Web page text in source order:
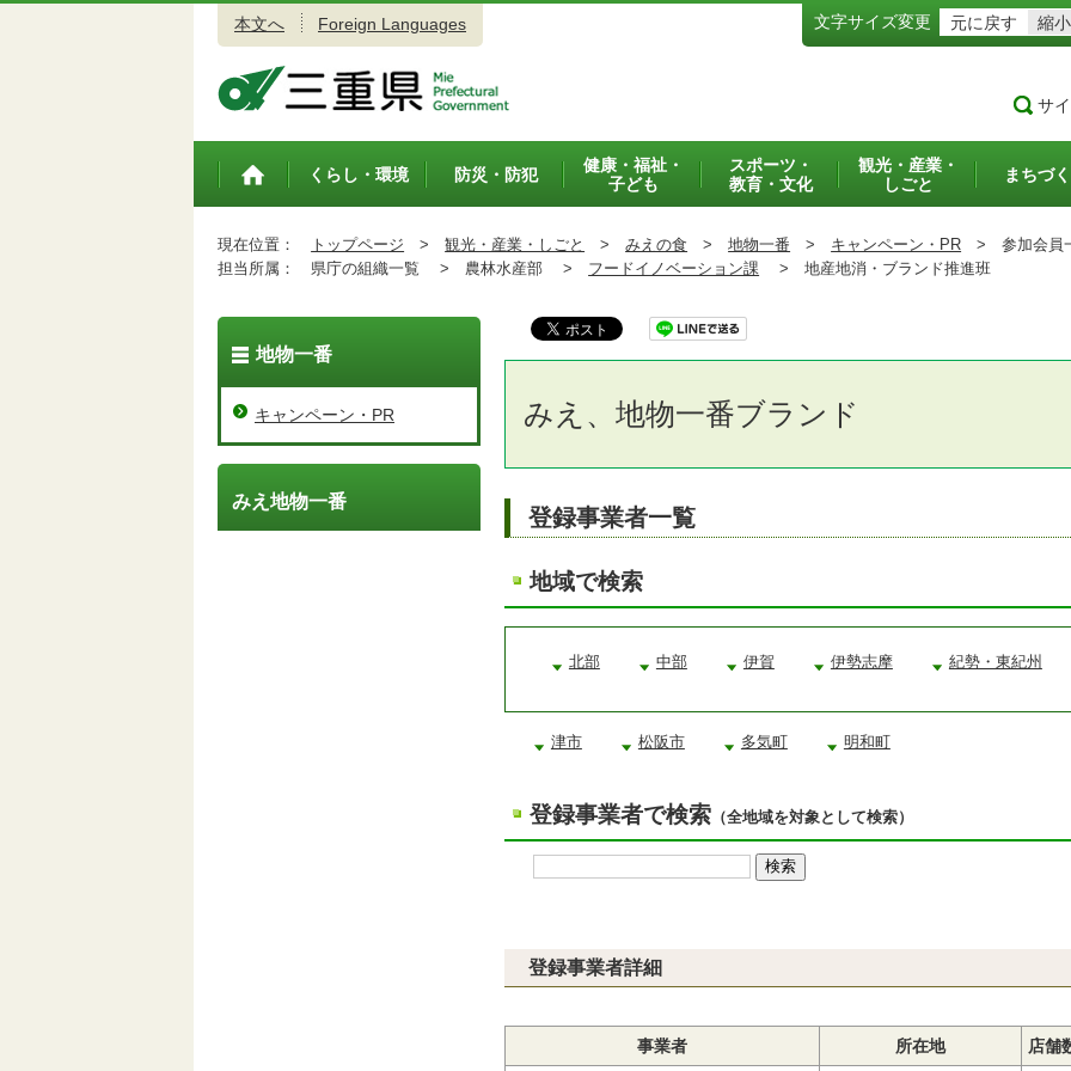
本文へ Foreign Languages 文字サイズ変更 元に戻す 縮小
サ
トップペ
くらし・環境 防災・防犯
健康・福祉・
子ども
スポーツ・
教育・文化
観光・産業・
しごと
まちづ
現在位置： トップページ > 観光・産業・しごと > みえの食 > 地物一番 > キャンペーン・PR > 参加会員
担当所属：
県庁の組織一覧 > 農林水産部 > フードイノベーション課 > 地産地消・ブランド推進班
みえ、地物一番ブランド
登録事業者一覧
地域で検索
北部 中部 伊賀 伊勢志摩 紀勢・東紀州
津市 松阪市 多気町 明和町
登録事業者で検索 （全地域を対象として検索）
登録事業者詳細
事業者 所在地 店舗
地物一番
キャンペーン・PR
みえ地物一番